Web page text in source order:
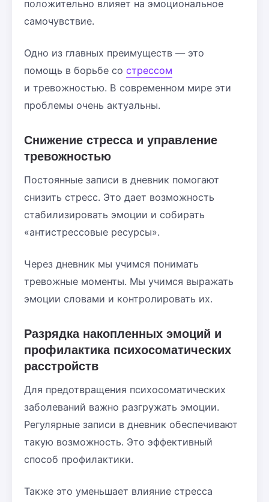
положительно влияет на эмоциональное
самочувствие.
Одно из главных преимуществ — это
помощь в борьбе со стрессом
и тревожностью. В современном мире эти
проблемы очень актуальны.
Снижение стресса и управление
тревожностью
Постоянные записи в дневник помогают
снизить стресс. Это дает возможность
стабилизировать эмоции и собирать
«антистрессовые ресурсы».
Через дневник мы учимся понимать
тревожные моменты. Мы учимся выражать
эмоции словами и контролировать их.
Разрядка накопленных эмоций и
профилактика психосоматических
расстройств
Для предотвращения психосоматических
заболеваний важно разгружать эмоции.
Регулярные записи в дневник обеспечивают
такую возможность. Это эффективный
способ профилактики.
Также это уменьшает влияние стресса